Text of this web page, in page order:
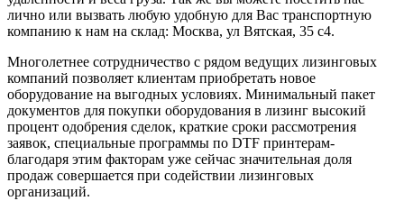
лично или вызвать любую удобную для Вас транспортную
компанию к нам на склад: Москва, ул Вятская, 35 c4.
Многолетнее сотрудничество с рядом ведущих лизинговых
компаний позволяет клиентам приобретать новое
оборудование на выгодных условиях. Минимальный пакет
документов для покупки оборудования в лизинг высокий
процент одобрения сделок, краткие сроки рассмотрения
заявок, специальные программы по DTF принтерам-
благодаря этим факторам уже сейчас значительная доля
продаж совершается при содействии лизинговых
организаций.